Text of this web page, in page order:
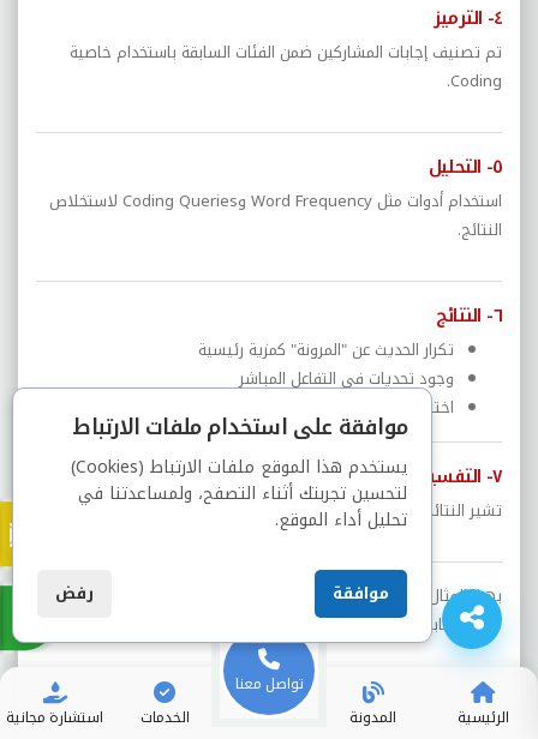
الرئيسية المدونة
تواصل معنا
الخدمات
استشارة مجانية
٤- الترميز
تم تصنيف إجابات المشاركين ضمن الفئات السابقة باستخدام خاصية
Coding.
٥- التحليل
استخدام أدوات مثل Word Frequency وCoding Queries لاستخلاص
النتائج.
٦- النتائج
تكرار الحديث عن "المرونة" كمزية رئيسية
وجود تحديات في التفاعل المباشر
اختلاف في استخدام التقنيات
٧- التفسير
تشير النتائج إلى أهمية تطوير أدوات التفاعل في التعليم الإلكتروني.
بهذا المثال، يتضح أن برنامج NVivo يُحوّل البيانات النصية إلى نتائج
منظمة قابلة للتحليل العلمي.
موافقة على استخدام ملفات الارتباط
يستخدم هذا الموقع ملفات الارتباط (Cookies)
لتحسين تجربتك أثناء التصفح، ولمساعدتنا في
تحليل أداء الموقع.
موافقة رفض